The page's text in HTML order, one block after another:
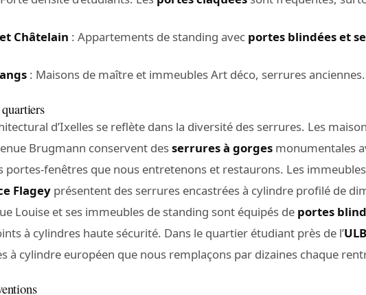
Châtelain : Appartements de standing avec portes blindées et
: Maisons de maître et immeubles Art déco, serrures anciennes.
d’Ixelles se reflète dans la diversité des serrures. Les
Brugmann conservent desserrures à gorges monumentales
portes-fenêtres que nous entretenons et restaurons. Les
Flagey présentent des serrures encastrées à cylindre profilé de
Louise et ses immeubles de standing sont équipés de portes
à cylindres haute sécurité. Dans le quartier étudiant près de l’ULB
à cylindre européen que nous remplaçons par dizaines chaque